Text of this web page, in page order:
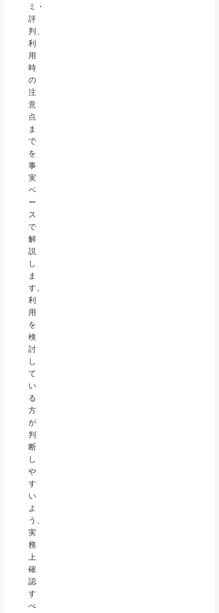
ミ・
評
判、
利
用
時
の
注
意
点
ま
で
を
事
実
ベ
ー
ス
で
解
説
し
ま
す。
利
用
を
検
討
し
て
い
る
方
が
判
断
し
や
す
い
よ
う、
実
務
上
確
認
す
べ